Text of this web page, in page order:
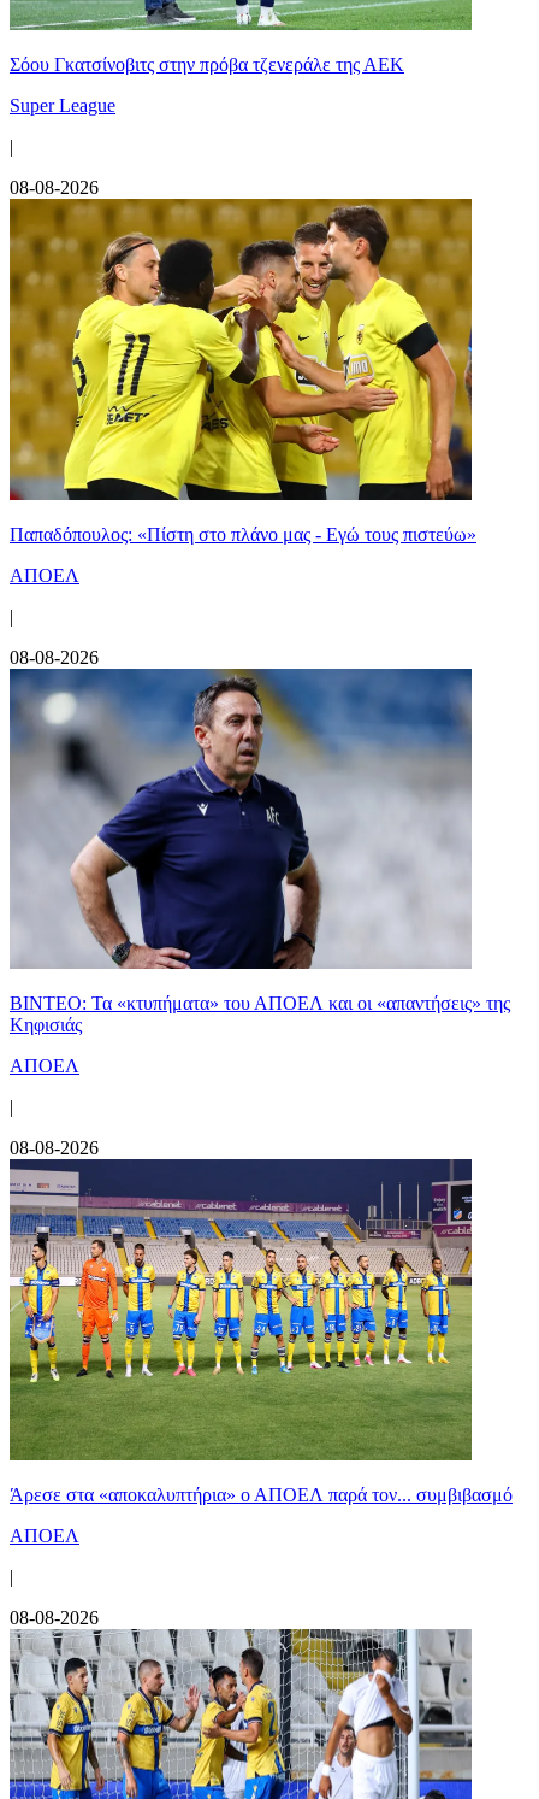
Σόου Γκατσίνοβιτς στην πρόβα τζενεράλε της ΑΕΚ
Super League
|
08-08-2026
Παπαδόπουλος: «Πίστη στο πλάνο μας - Εγώ τους πιστεύω»
ΑΠΟΕΛ
|
08-08-2026
ΒΙΝΤΕΟ: Τα «κτυπήματα» του ΑΠΟΕΛ και οι «απαντήσεις» της
Κηφισιάς
ΑΠΟΕΛ
|
08-08-2026
Άρεσε στα «αποκαλυπτήρια» ο ΑΠΟΕΛ παρά τον... συμβιβασμό
ΑΠΟΕΛ
|
08-08-2026